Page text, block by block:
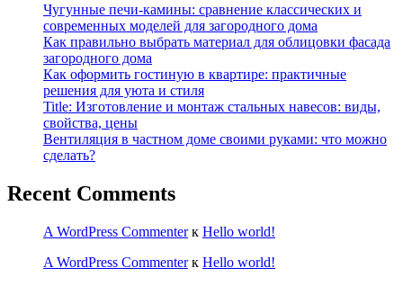
Чугунные печи-камины: сравнение классических и
современных моделей для загородного дома
Как правильно выбрать материал для облицовки фасада
загородного дома
Как оформить гостиную в квартире: практичные
решения для уюта и стиля
Title: Изготовление и монтаж стальных навесов: виды,
свойства, цены
Вентиляция в частном доме своими руками: что можно
сделать?
Recent Comments
A WordPress Commenterк Hello world!
A WordPress Commenterк Hello world!